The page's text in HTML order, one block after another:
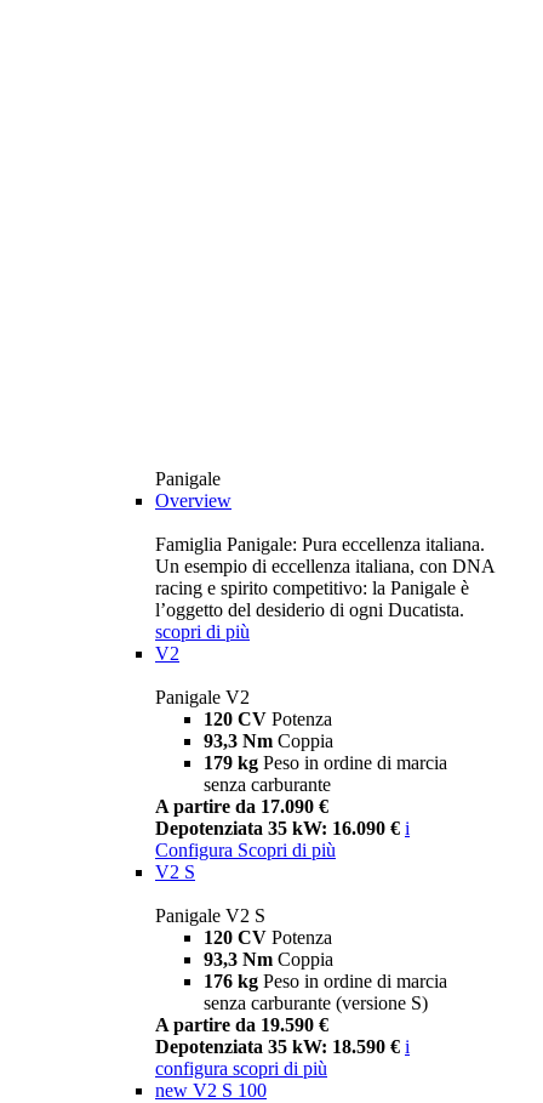
Panigale
Overview
Famiglia Panigale: Pura eccellenza italiana.
Un esempio di eccellenza italiana, con DNA
racing e spirito competitivo: la Panigale è
l’oggetto del desiderio di ogni Ducatista.
scopri di più
V2
Panigale V2
120 CV Potenza
93,3 Nm Coppia
179 kg Peso in ordine di marcia
senza carburante
A partire da 17.090 €
Depotenziata 35 kW: 16.090 € i
Configura Scopri di più
V2 S
Panigale V2 S
120 CV Potenza
93,3 Nm Coppia
176 kg Peso in ordine di marcia
senza carburante (versione S)
A partire da 19.590 €
Depotenziata 35 kW: 18.590 € i
configura scopri di più
new V2 S 100